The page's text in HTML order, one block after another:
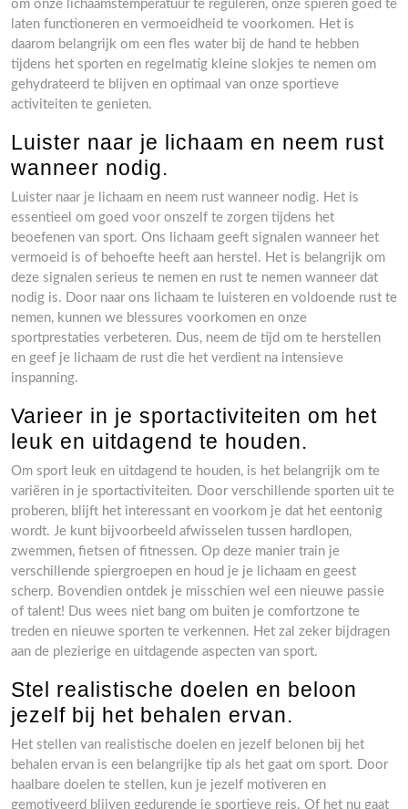
om onze lichaamstemperatuur te reguleren, onze spieren goed te
laten functioneren en vermoeidheid te voorkomen. Het is
daarom belangrijk om een fles water bij de hand te hebben
tijdens het sporten en regelmatig kleine slokjes te nemen om
gehydrateerd te blijven en optimaal van onze sportieve
activiteiten te genieten.
Luister naar je lichaam en neem rust
wanneer nodig.
Luister naar je lichaam en neem rust wanneer nodig. Het is
essentieel om goed voor onszelf te zorgen tijdens het
beoefenen van sport. Ons lichaam geeft signalen wanneer het
vermoeid is of behoefte heeft aan herstel. Het is belangrijk om
deze signalen serieus te nemen en rust te nemen wanneer dat
nodig is. Door naar ons lichaam te luisteren en voldoende rust te
nemen, kunnen we blessures voorkomen en onze
sportprestaties verbeteren. Dus, neem de tijd om te herstellen
en geef je lichaam de rust die het verdient na intensieve
inspanning.
Varieer in je sportactiviteiten om het
leuk en uitdagend te houden.
Om sport leuk en uitdagend te houden, is het belangrijk om te
variëren in je sportactiviteiten. Door verschillende sporten uit te
proberen, blijft het interessant en voorkom je dat het eentonig
wordt. Je kunt bijvoorbeeld afwisselen tussen hardlopen,
zwemmen, fietsen of fitnessen. Op deze manier train je
verschillende spiergroepen en houd je je lichaam en geest
scherp. Bovendien ontdek je misschien wel een nieuwe passie
of talent! Dus wees niet bang om buiten je comfortzone te
treden en nieuwe sporten te verkennen. Het zal zeker bijdragen
aan de plezierige en uitdagende aspecten van sport.
Stel realistische doelen en beloon
jezelf bij het behalen ervan.
Het stellen van realistische doelen en jezelf belonen bij het
behalen ervan is een belangrijke tip als het gaat om sport. Door
haalbare doelen te stellen, kun je jezelf motiveren en
gemotiveerd blijven gedurende je sportieve reis. Of het nu gaat